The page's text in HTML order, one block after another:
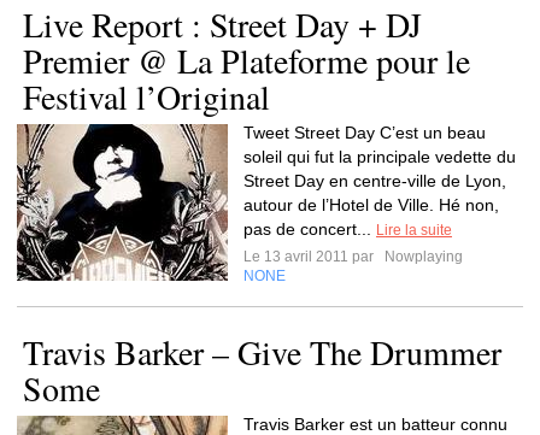
Live Report : Street Day + DJ
Premier @ La Plateforme pour le
Festival l’Original
Tweet Street Day C’est un beau
soleil qui fut la principale vedette du
Street Day en centre-ville de Lyon,
autour de l’Hotel de Ville. Hé non,
pas de concert...
Lire la suite
Le 13 avril 2011 par
Nowplaying
NONE
Travis Barker – Give The Drummer
Some
Travis Barker est un batteur connu